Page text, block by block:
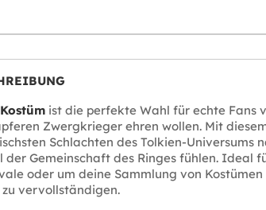
ist die perfekte Wahl für echte Fans
Zwergkrieger ehren wollen. Mit
Schlachten des Tolkien-Universums
der Gemeinschaft des Ringes fühlen. Ideal
oder um deine Sammlung von Kostümen
vervollständigen.